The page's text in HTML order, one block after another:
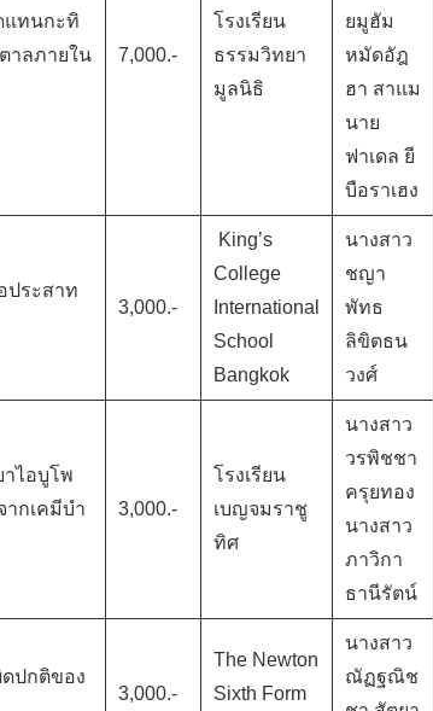
แทนกะทิ
าลภายใน
7,000.-
โรงเรียน
ธรรมวิทยา
มูลนิธิ
ยมูฮัม
หมัดอัฎ
ฮา สาแม
นาย
ฟาเดล ยี
บือราเฮง
ประสาท
3,000.-
King’s
College
International
School
Bangkok
นางสาว
ชญา
พัทธ
ลิขิตธน
วงศ์
ไอบูโพ
ากเคมีบํา
3,000.-
โรงเรียน
เบญจมราชู
ทิศ
นางสาว
วรพิชชา
ครุยทอง
นางสาว
ภาวิกา
ธานีรัตน์
ปกติของ
3,000.-
The Newton
Sixth Form
นางสาว
ณัฏฐณิช